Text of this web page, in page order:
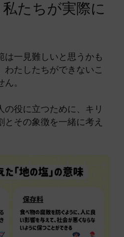
たちが実際に
は一見難しいと思うかも
わたしたちができないこ
。
の役に立つために、キリ
とその象徴を一緒に考え